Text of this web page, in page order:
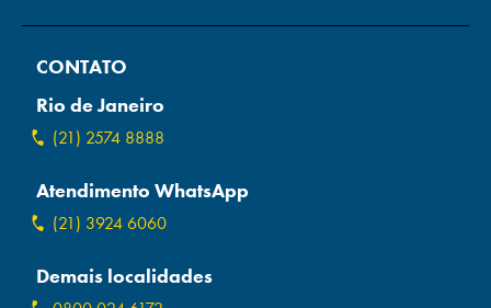
CONTATO
Rio de Janeiro
(21) 2574 8888
Atendimento WhatsApp
(21) 3924 6060
Demais localidades